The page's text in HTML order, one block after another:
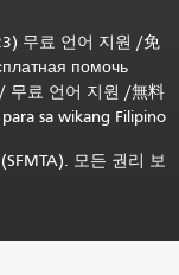
무료 언어 지원 /免
помочь
/ 무료 언어 지원 /無料
sa wikang Filipino
모든 권리 보